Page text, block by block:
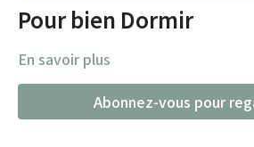
Pour bien Dormir
En savoir plus
Abonnez-vous pour